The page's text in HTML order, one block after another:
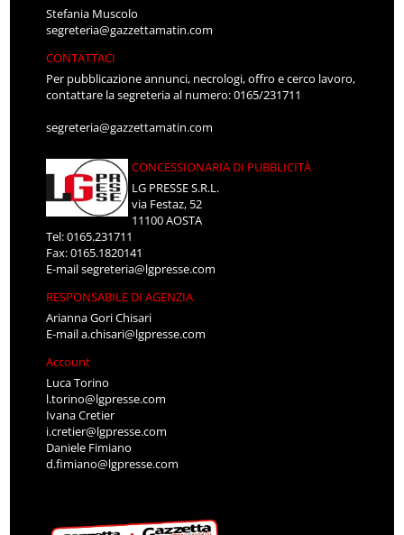
Stefania Muscolo
segreteria@gazzettamatin.com
CONTATTACI
Per pubblicazione annunci, necrologi, offro e cerco lavoro,
contattare la segreteria al numero: 0165/231711
segreteria@gazzettamatin.com
CONCESSIONARIA DI PUBBLICITÀ
LG PRESSE S.R.L.
via Festaz, 52
11100 AOSTA
Tel: 0165.231711
Fax: 0165.1820141
E-mailsegreteria@lgpresse.com
RESPONSABILE DI AGENZIA
Arianna Gori Chisari
E-maila.chisari@lgpresse.com
Account
Luca Torino
l.torino@lgpresse.com
Ivana Cretier
i.cretier@lgpresse.com
Daniele Fimiano
d.fimiano@lgpresse.com